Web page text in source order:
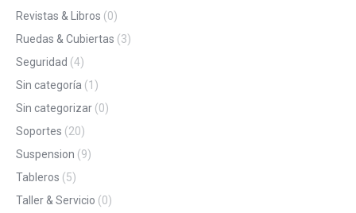
Revistas & Libros (0)
Ruedas & Cubiertas (3)
Seguridad (4)
Sin categoría (1)
Sin categorizar (0)
Soportes (20)
Suspension (9)
Tableros (5)
Taller & Servicio (0)